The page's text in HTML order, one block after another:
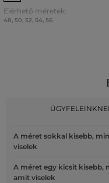
Elérhető méretek:
48, 50, 52, 54, 56
A méret sokkal kisebb,
viselek
A méret egy kicsit kisebb,
amit viselek